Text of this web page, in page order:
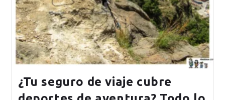
¿Tu seguro de viaje cubre